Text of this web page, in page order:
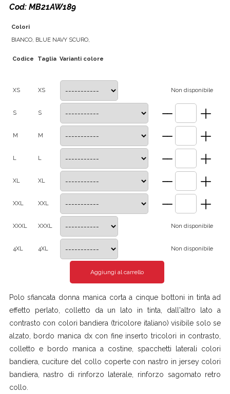
Cod: MB21AW189
Colori
BIANCO, BLUE NAVY SCURO,
Codice Taglia Varianti colore
XS XS Non disponibile
S S
M M
L L
XL XL
XXL XXL
XXXL XXXL Non disponibile
4XL 4XL Non disponibile
Polo sfiancata donna manica corta a cinque bottoni in tinta ad
effetto perlato, colletto da un lato in tinta, dall'altro lato a
contrasto con colori bandiera (tricolore italiano) visibile solo se
alzato, bordo manica dx con fine inserto tricolori in contrasto,
colletto e bordo manica a costine, spacchetti laterali colori
bandiera, cuciture del collo coperte con nastro in jersey colori
bandiera, nastro di rinforzo laterale, rinforzo sagomato retro
collo.